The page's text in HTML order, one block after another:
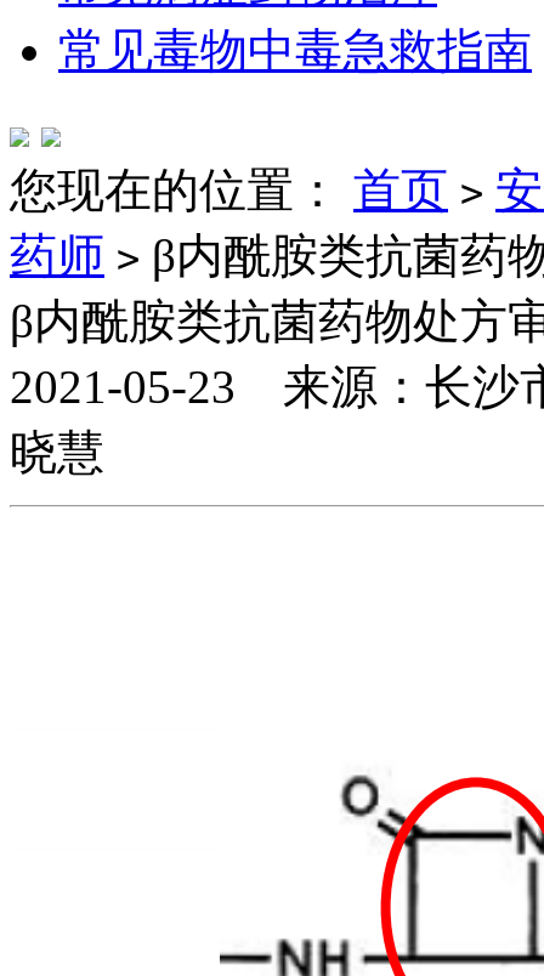
常见毒物中毒急救指南
您现在的位置： 首页 >
药师 > β内酰胺类抗菌药
β内酰胺类抗菌药物处方
2021-05-23 来源：长
晓慧